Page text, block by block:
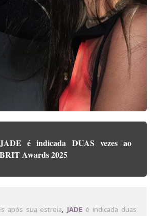
JADE é indicada DUAS vezes ao
BRIT Awards 2025
após sua estreia, JADE é indicada duas